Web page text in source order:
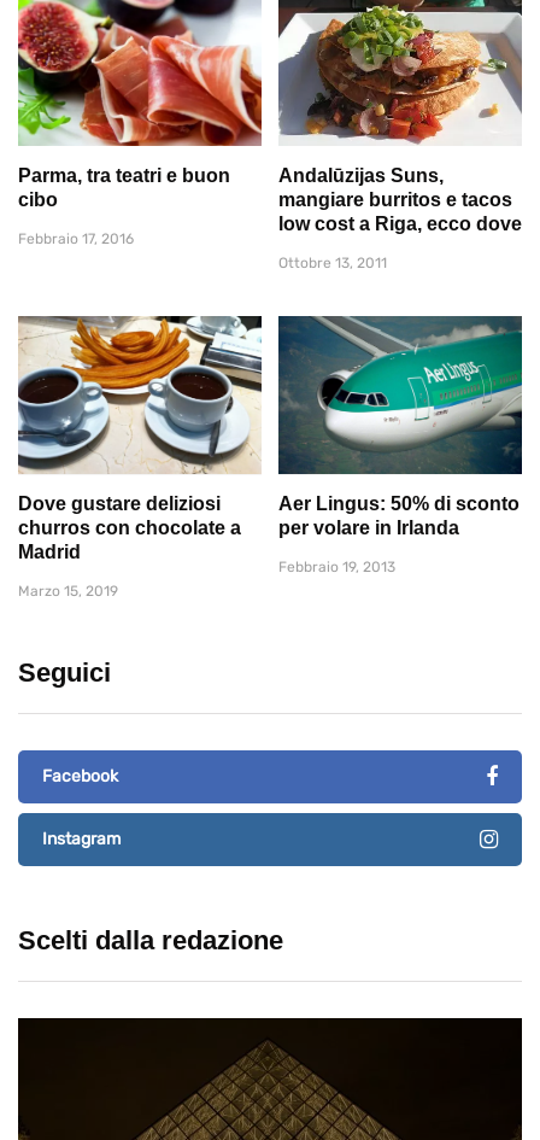
Parma, tra teatri e buon
cibo
Febbraio 17, 2016
Andalūzijas Suns,
mangiare burritos e tacos
low cost a Riga, ecco dove
Ottobre 13, 2011
Dove gustare deliziosi
churros con chocolate a
Madrid
Marzo 15, 2019
Aer Lingus: 50% di sconto
per volare in Irlanda
Febbraio 19, 2013
Seguici
Facebook
Instagram
Scelti dalla redazione